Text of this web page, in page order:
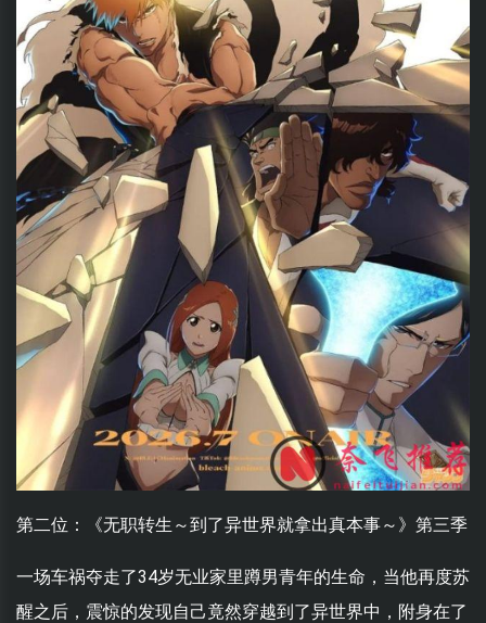
第二位：《无职转生～到了异世界就拿出真本事～》第三季
一场车祸夺走了34岁无业家里蹲男青年的生命，当他再度苏
醒之后，震惊的发现自己竟然穿越到了异世界中，附身在了